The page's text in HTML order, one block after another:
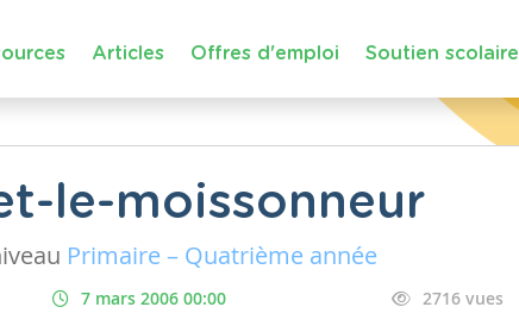
Articles Offres d'emploi Soutien scolaire
le-moissonneur
Primaire – Quatrième année
7 mars 2006 00:00 2716 vues